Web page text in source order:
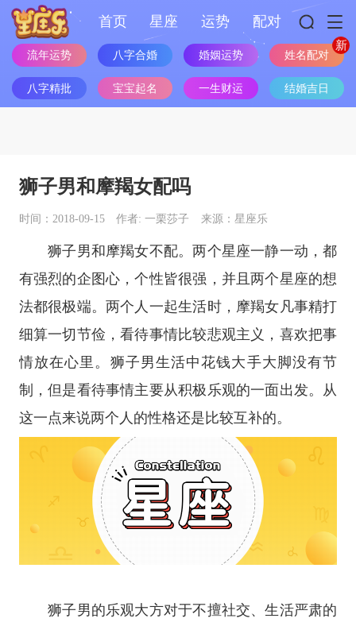
首页 星座 运势 配对
流年运势 八字合婚 婚姻运势 姓名配对
八字精批 宝宝起名 一生财运 结婚吉日
狮子男和摩羯女配吗
时间：2018-09-15 作者: 一栗莎子 来源：星座乐
狮子男和摩羯女不配。两个星座一静一动，都
有强烈的企图心，个性皆很强，并且两个星座的想
法都很极端。两个人一起生活时，摩羯女凡事精打
细算一切节俭，看待事情比较悲观主义，喜欢把事
情放在心里。狮子男生活中花钱大手大脚没有节
制，但是看待事情主要从积极乐观的一面出发。从
这一点来说两个人的性格还是比较互补的。
狮子男的乐观大方对于不擅社交、生活严肃的